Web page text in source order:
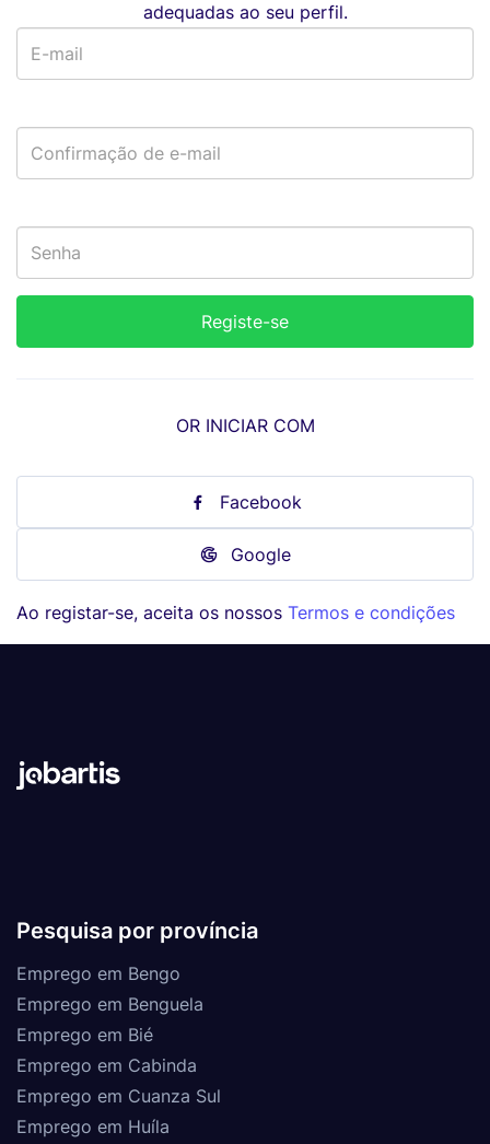
adequadas ao seu perfil.
OR INICIAR COM
Facebook
Google
Ao registar-se, aceita os nossos Termos e condições
Pesquisa por província
Emprego em Bengo
Emprego em Benguela
Emprego em Bié
Emprego em Cabinda
Emprego em Cuanza Sul
Emprego em Huíla